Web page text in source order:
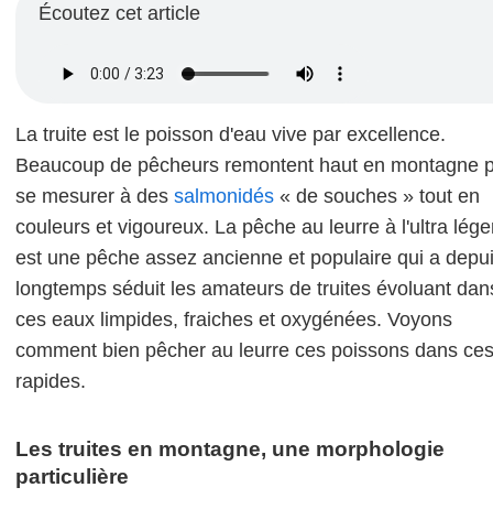
Écoutez cet article
La truite est le poisson d'eau vive par excellence.
Beaucoup de pêcheurs remontent haut en montagne
se mesurer à des salmonidés « de souches » tout en
couleurs et vigoureux. La pêche au leurre à l'ultra
est une pêche assez ancienne et populaire qui a
longtemps séduit les amateurs de truites évoluant
ces eaux limpides, fraiches et oxygénées. Voyons
comment bien pêcher au leurre ces poissons dans ces
rapides.
Les truites en montagne, une morphologie
particulière